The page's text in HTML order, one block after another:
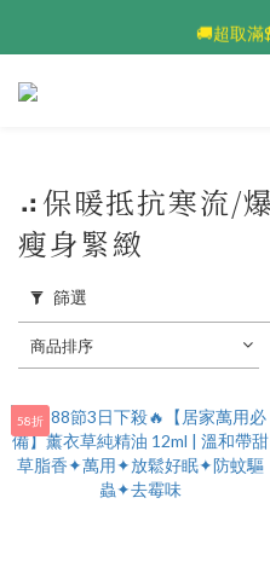
💰加入會員送🚚超取滿
💰加入會員送
⠴保暖抵抗寒流/
瘦身緊緻
篩選
商品排序
58折